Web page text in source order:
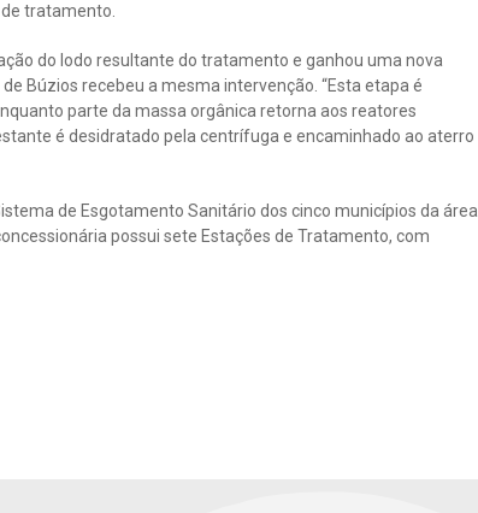
tratamento.
do lodo resultante do tratamento e ganhou uma nova
Búzios recebeu a mesma intervenção. “Esta etapa é
parte da massa orgânica retorna aos reatores
é desidratado pela centrífuga e encaminhado ao aterro
de Esgotamento Sanitário dos cinco municípios da área
possui sete Estações de Tratamento, com